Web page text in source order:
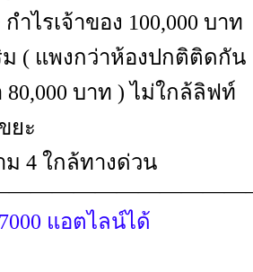
ำไรเจ้าของ 100,000 บาท
( แพงกว่าห้องปกติติดกัน
บาท ) ไม่ใกล้ลิฟท์
ยะ
4 ใกล้ทางด่วน
แอตไลน์ได้